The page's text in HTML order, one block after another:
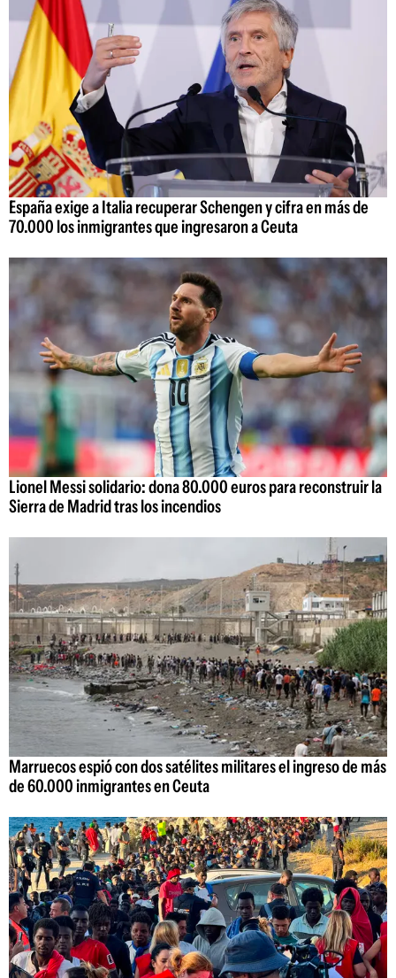
España exige a Italia recuperar Schengen y cifra en más de
70.000 los inmigrantes que ingresaron a Ceuta
Lionel Messi solidario: dona 80.000 euros para reconstruir la
Sierra de Madrid tras los incendios
Marruecos espió con dos satélites militares el ingreso de más
de 60.000 inmigrantes en Ceuta